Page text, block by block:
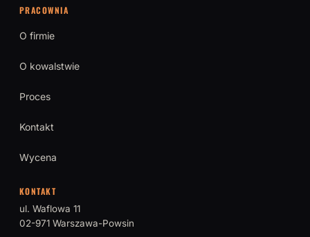
PRACOWNIA
O firmie
O kowalstwie
Proces
Kontakt
Wycena
KONTAKT
ul. Waflowa 11
02-971 Warszawa-Powsin